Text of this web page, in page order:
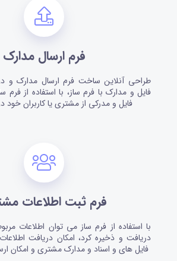
فرم ارسال مدارک
طراحی آنلاین ساخت فرم ارسال مدارک و
فایل و مدارک با فرم ساز، با استفاده از
فایل و مدرکی از مشتری یا کاربران خود
فرم ثبت اطلاعات
با استفاده از فرم ساز می توان اطلاعات
دریافت و ذخیره کرد، امکان دریافت
فایل های و اسناد و مدارک مشتری و امکان